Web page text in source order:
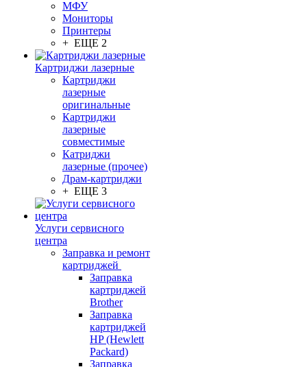
МФУ
Мониторы
Принтеры
+ ЕЩЕ 2
Картриджи лазерные
Картриджи
лазерные
оригинальные
Картриджи
лазерные
совместимые
Катриджи
лазерные (прочее)
Драм-картриджи
+ ЕЩЕ 3
Услуги сервисного
центра
Заправка и ремонт
картриджей
Заправка
картриджей
Brother
Заправка
картриджей
HP (Hewlett
Packard)
Заправка